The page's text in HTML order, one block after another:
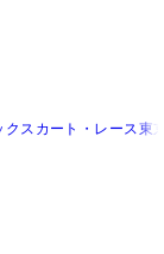
スカート・レース